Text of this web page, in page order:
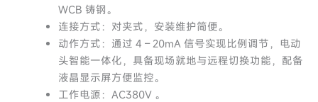
WCB 铸钢。
连接方式：对夹式，安装维护简便。
动作方式：通过 4 – 20mA 信号实现比例调节，电动
头智能一体化，具备现场就地与远程切换功能，配备
液晶显示屏方便监控。
工作电源：AC380V 。